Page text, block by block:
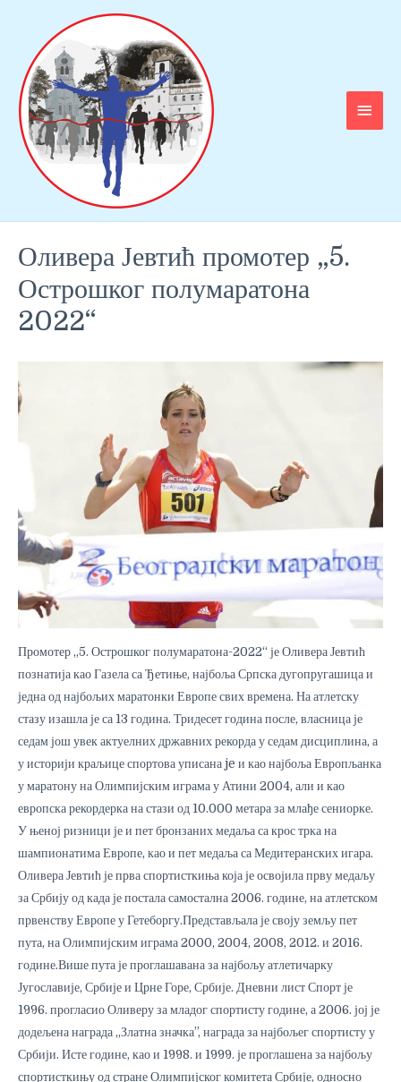
Оливера Јевтић промотер „5.
Острошког полумаратона
2022“
Промотер „5. Острошког полумаратона-2022“ је Оливера Јевтић
познатија као Газела са Ђетиње, најбоља Српска дугопругашица и
једна од најбољих маратонки Европе свих времена. На атлетску
стазу изашла је са 13 година. Тридесет година после, власница је
седам још увек актуелних државних рекорда у седам дисциплина, а
у историји краљице спортова уписана je и као најбоља Европљанка
у маратону на Олимпијским играма у Атини 2004, али и као
европска рекордерка на стази од 10.000 метара за млађе сениорке.
У њеној ризници је и пет бронзаних медаља са крос трка на
шампионатима Европе, као и пет медаља са Медитеранских игара.
Оливера Јевтић је прва спортисткиња која је освојила прву медаљу
за Србију од када је постала самостална 2006. године, на атлетском
првенству Европе у Гетеборгу.Представљала је своју земљу пет
пута, на Олимпијским играма 2000, 2004, 2008, 2012. и 2016.
године.Више пута је проглашавана за најбољу атлетичарку
Југославије, Србије и Црне Горе, Србије. Дневни лист Спорт је
1996. прогласио Оливеру за младог спортисту године, а 2006. јој је
додељена награда „Златна значка”, награда за најбољег спортисту у
Србији. Исте године, као и 1998. и 1999. је проглашена за најбољу
спортисткињу од стране Олимпијског комитета Србије, односно